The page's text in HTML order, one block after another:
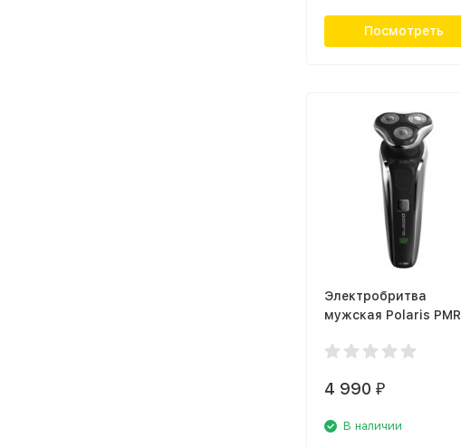
Посмотреть
Электробритва
мужская Polaris PMR
4 990 ₽
В наличии